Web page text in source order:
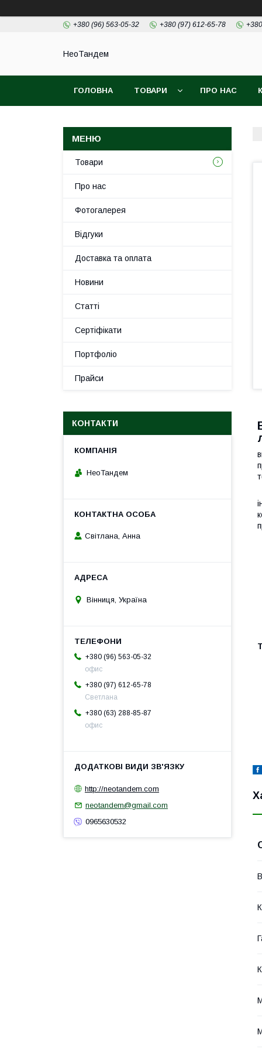
+380 (96) 563-05-32 +380 (97) 612-65-78
НеоТандем
ГОЛОВНА ТОВАРИ ПРО НАС
Товари
Про нас
Фотогалерея
Відгуки
Доставка та оплата
Новини
Статті
Сертіфікати
Портфоліо
Прайси
КОНТАКТИ
НеоТандем
Світлана, Анна
Вінниця, Україна
+380 (96) 563-05-32
офис
+380 (97) 612-65-78
Светлана
+380 (63) 288-85-87
офис
http://neotandem.com
neotandem@gmail.com
0965630532